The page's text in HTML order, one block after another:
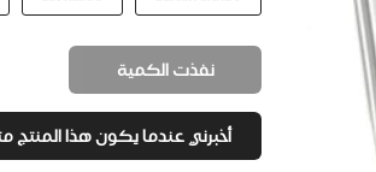
نفذت الكمية
أخبرني عندما يكون هذا المنتج